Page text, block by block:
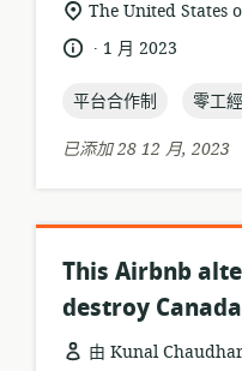
式:
相
置:
The United States
語
.
發
日
1 月 2023
topic:
平台合作制 topic:
零工
已添加 28 12 月, 2023
This Airbnb
destroy
由 Kunal